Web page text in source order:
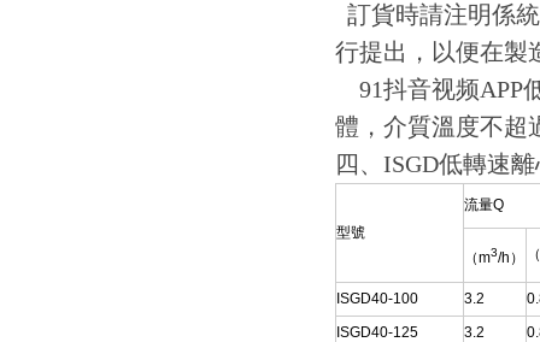
訂貨時請注明係統
行提出，以便
91抖音视频APP
體，介質溫度不超過
四、ISGD低轉
型號
流量Q
（m3/h）
ISGD40-100 3.2
ISGD40-125
3.2